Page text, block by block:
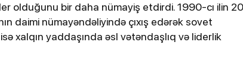
olduğunu bir daha nümayiş etdirdi. 1990-cı ilin 20
daimi nümayəndəliyində çıxış edərək sovet
xalqın yaddaşında əsl vətəndaşlıq və liderlik